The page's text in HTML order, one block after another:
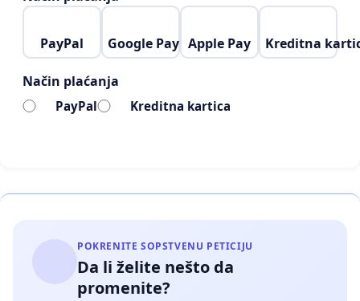
PayPal Google Pay Apple Pay Kreditna
Način plaćanja
PayPal Kreditna kartica
POKRENITE SOPSTVENU PETICIJU
Da li želite nešto da
promenite?